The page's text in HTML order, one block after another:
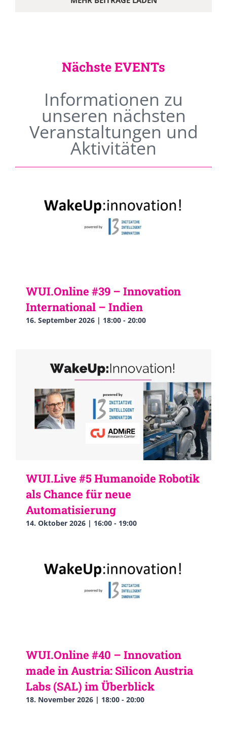
Nächste EVENTs
Informationen zu
unseren nächsten
Veranstaltungen und
Aktivitäten
WUI.Online #39 – Innovation
International – Indien
16. September 2026 | 18:00 - 20:00
WUI.Live #5 Humanoide Robotik
als Chance für neue
Automatisierung
14. Oktober 2026 | 16:00 - 19:00
WUI.Online #40 – Innovation
made in Austria: Silicon Austria
Labs (SAL) im Überblick
18. November 2026 | 18:00 - 20:00